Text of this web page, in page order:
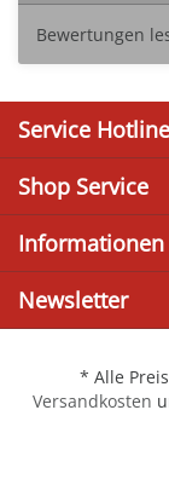
Bewertungen
Service Hotline
Shop Service
Informationen
Newsletter
* Alle
Versandkosten